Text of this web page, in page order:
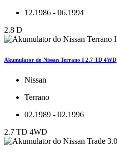
12.1986 - 06.1994
2.8 D
Akumulator do Nissan Terrano I 2.7 TD 4WD
Nissan
Terrano
02.1989 - 02.1996
2.7 TD 4WD